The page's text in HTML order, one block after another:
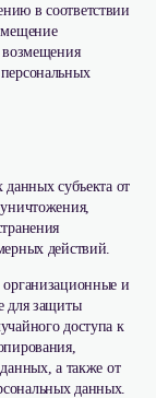
в соответствии
возмещения
субъекта от
действий.
и
для защиты
доступа к
а также от
данных.